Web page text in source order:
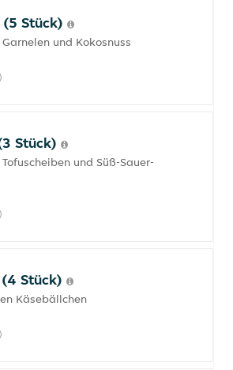
Stück)
und Kokosnuss
Stück)
und Süß-Sauer-
Stück)
Käsebällchen